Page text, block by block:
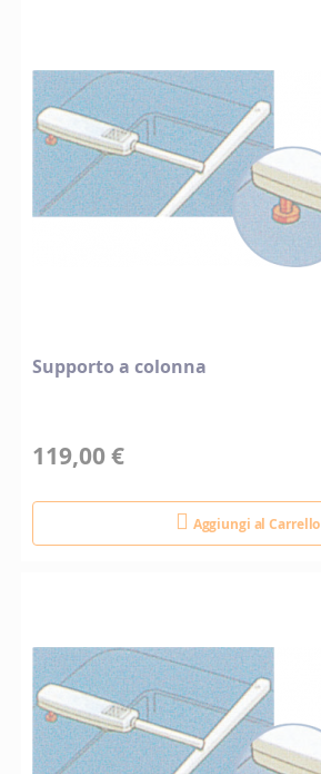
Supporto a colonna
119,00 €
Aggiungi al Carrello